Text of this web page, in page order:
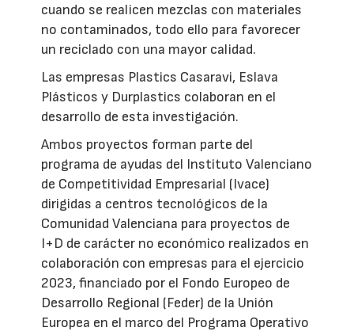
cuando se realicen mezclas con materiales
no contaminados, todo ello para favorecer
un reciclado con una mayor calidad.
Las empresas Plastics Casaravi, Eslava
Plásticos y Durplastics colaboran en el
desarrollo de esta investigación.
Ambos proyectos forman parte del
programa de ayudas del Instituto Valenciano
de Competitividad Empresarial (Ivace)
dirigidas a centros tecnológicos de la
Comunidad Valenciana para proyectos de
I+D de carácter no económico realizados en
colaboración con empresas para el ejercicio
2023, financiado por el Fondo Europeo de
Desarrollo Regional (Feder) de la Unión
Europea en el marco del Programa Operativo